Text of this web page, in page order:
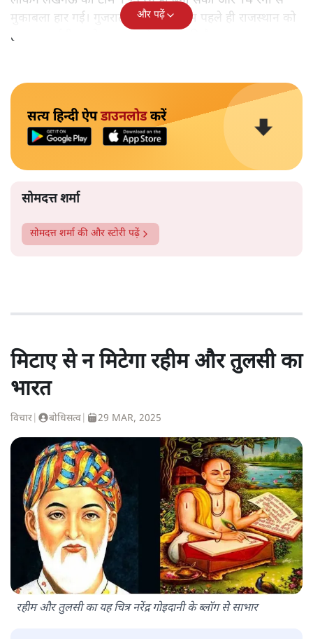
मुकाबला हार गई। गुजरात टाइटंस की टीम पहले ही राजस्थान को
हराकर आईपीएल के फाइनल में पहुंच चुकी है।
और पढ़ें
सत्य हिन्दी ऐपडाउनलोडकरें
सोमदत्त शर्मा
सोमदत्त शर्मा की और स्टोरी पढ़ें
मिटाए से न मिटेगा रहीम और तुलसी का
भारत
विचार बोधिसत्व 29 MAR, 2025
रहीम और तुलसी का यह चित्र नरेंद्र गोइदानी के ब्लॉग से साभार